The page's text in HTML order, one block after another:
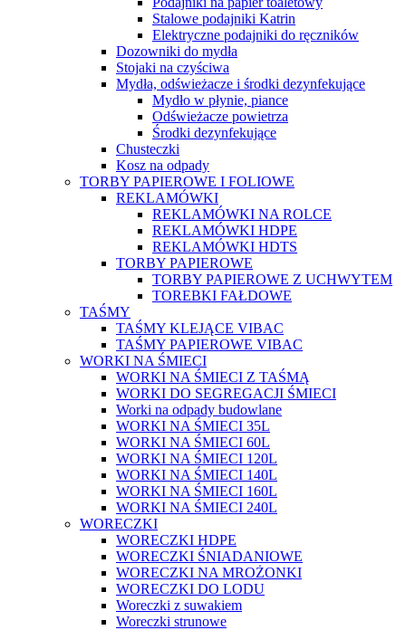
Stalowe podajniki Katrin
Elektryczne podajniki do ręczników
Dozowniki do mydła
Stojaki na czyściwa
Mydła, odświeżacze i środki dezynfekujące
Mydło w płynie, piance
Odświeżacze powietrza
Środki dezynfekujące
Chusteczki
Kosz na odpady
TORBY PAPIEROWE I FOLIOWE
REKLAMÓWKI
REKLAMÓWKI NA ROLCE
REKLAMÓWKI HDPE
REKLAMÓWKI HDTS
TORBY PAPIEROWE
TORBY PAPIEROWE Z UCHWYTEM
TOREBKI FAŁDOWE
TAŚMY
TAŚMY KLEJĄCE VIBAC
TAŚMY PAPIEROWE VIBAC
WORKI NA ŚMIECI
WORKI NA ŚMIECI Z TAŚMĄ
WORKI DO SEGREGACJI ŚMIECI
Worki na odpady budowlane
WORKI NA ŚMIECI 35L
WORKI NA ŚMIECI 60L
WORKI NA ŚMIECI 120L
WORKI NA ŚMIECI 140L
WORKI NA ŚMIECI 160L
WORKI NA ŚMIECI 240L
WORECZKI
WORECZKI HDPE
WORECZKI ŚNIADANIOWE
WORECZKI NA MROŻONKI
WORECZKI DO LODU
Woreczki z suwakiem
Woreczki strunowe